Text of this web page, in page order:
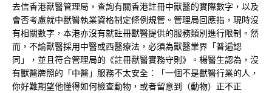
去信香港獸醫管理局，查詢有關香港註冊中獸醫的實際數字，以及
會否考慮就中獸醫執業資格制定條例規管。管理局回應指，現時沒
有相關數字，本港亦沒有就註冊獸醫提供的服務類別進行限制。然
而，不論獸醫採用中醫或西醫療法，必須為獸醫業界「普遍認
同」，並且符合管理局的《註冊獸醫實務守則》。楊醫生認為，沒
有獸醫牌照的「中醫」服務不太安全：「一個不是獸醫行業的人，
你好難期望他懂得如何檢查動物，或者留意到（動物）正不正